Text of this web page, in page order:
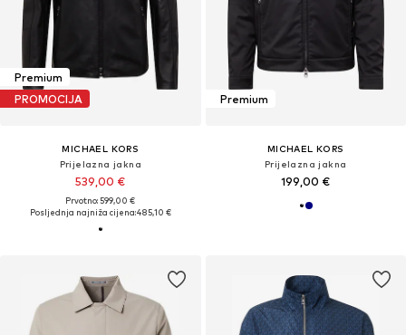
Premium
PROMOCIJA
MICHAEL KORS
Prijelazna jakna
539,00 €
Prvotno: 599,00 €
Posljednja najniža cijena:485,10 €
Premium
MICHAEL KORS
Prijelazna jakna
199,00 €